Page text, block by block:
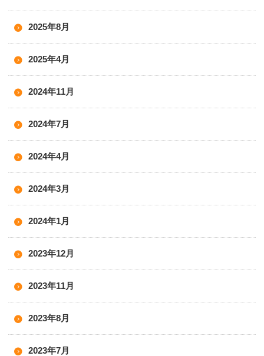
2025年8月
2025年4月
2024年11月
2024年7月
2024年4月
2024年3月
2024年1月
2023年12月
2023年11月
2023年8月
2023年7月